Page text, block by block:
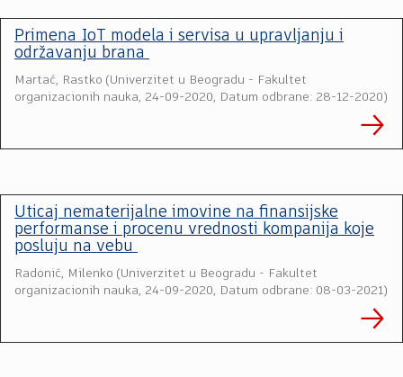
Primena IoT modela i servisa u upravljanju i
održavanju brana
Martać, Rastko (Univerzitet u Beogradu - Fakultet
organizacionih nauka, 24-09-2020, Datum odbrane: 28-12-2020)
Uticaj nematerijalne imovine na finansijske
performanse i procenu vrednosti kompanija koje
posluju na vebu
Radonić, Milenko (Univerzitet u Beogradu - Fakultet
organizacionih nauka, 24-09-2020, Datum odbrane: 08-03-2021)